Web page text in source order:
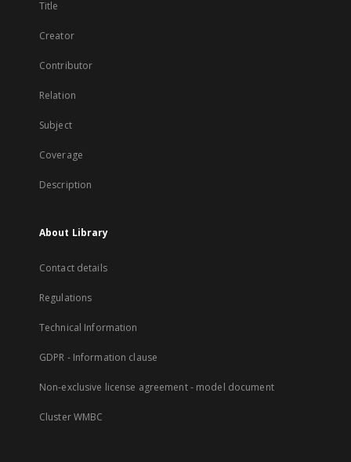
Title
Creator
Contributor
Relation
Subject
Coverage
Description
About Library
Contact details
Regulations
Technical Information
GDPR - Information clause
Non-exclusive license agreement - model document
Cluster WMBC